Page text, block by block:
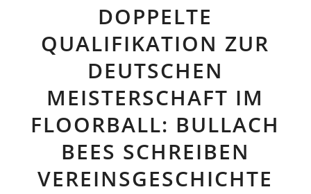
DOPPELTE
QUALIFIKATION ZUR
DEUTSCHEN
MEISTERSCHAFT IM
FLOORBALL: BULLACH
BEES SCHREIBEN
VEREINSGESCHICHTE